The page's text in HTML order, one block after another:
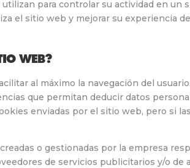
para controlar su actividad en
el sitio web y mejorar su experiencia
WEB?
al máximo la navegación del
que permitan deducir datos
enviadas por el sitio web, pero si
o gestionadas por la empresa
de servicios publicitarios y/o de